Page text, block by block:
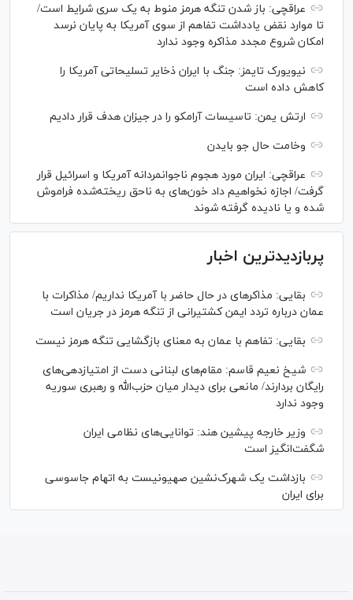
عراقچی: باز شدن تنگه هرمز منوط به یک سری شرایط است/
تا موارد نقض یادداشت تفاهم از سوی آمریکا به پایان نرسد
امکان شروع مجدد مذاکره وجود ندارد
نیویورک تایمز: جنگ با ایران ذخایر تسلیحاتی آمریکا را
کاهش داده است
ارتش یمن: تاسیسات آرامکو را در جیزان هدف قرار دادیم
وخامت حال جو بایدن
عراقچی: ایران مورد هجوم ناجوانمردانه آمریکا و اسرائیل قرار
گرفت/ اجازه نخواهیم داد خون‌های به ناحق ریخته‌شده فراموش
شده و یا نادیده گرفته شوند
پربازدیدترین اخبار
بقایی: مذاکره‎ای در حال حاضر با آمریکا نداریم/ مذاکرات با
عمان درباره تردد ایمن کشتیرانی از تنگه هرمز در جریان است
بقایی: تفاهم با عمان به معنای بازگشایی تنگه هرمز نیست
شیخ نعیم قاسم: مقام‌های لبنانی دست از امتیازدهی‌های
رایگان بردارند/ مانعی برای دیدار میان حزب‌الله و رهبری سوریه
وجود ندارد
وزیر خارجه پیشین هند: توانایی‌های نظامی ایران
شگفت‌انگیز است
بازداشت یک شهرک‌نشین صهیونیست به اتهام جاسوسی
برای ایران